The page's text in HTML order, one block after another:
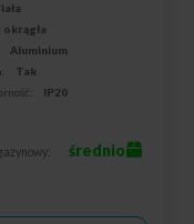
okrągła
Aluminium
Tak
IP20
średnio